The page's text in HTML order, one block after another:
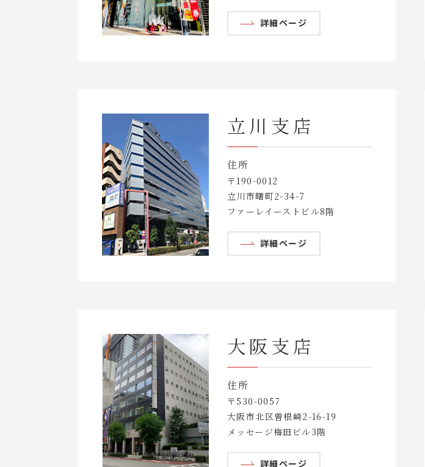
詳細ページ
立川支店
住所
〒190-0012
立川市曙町2-34-7
ファーレイーストビル8階
詳細ページ
大阪支店
住所
〒530-0057
大阪市北区曽根崎2-16-19
メッセージ梅田ビル3階
詳細ページ